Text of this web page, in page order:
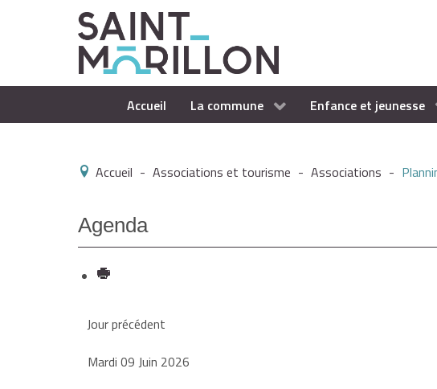
Accueil La commune Enfance et jeunesse
Accueil - Associations et tourisme - Associations -
Agenda
Jour précédent
Mardi 09 Juin 2026